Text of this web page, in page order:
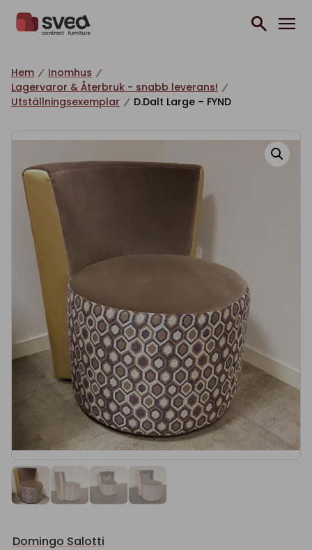
Hem
Inomhus
Lagervaror & Återbruk - snabb leverans!
Utställningsexemplar
D.Dalt Large – FYND
Domingo Salotti